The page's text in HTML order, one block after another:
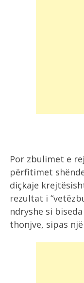
Por zbulimet e
përfitimet
diçkaje
rezultat i
ndryshe si
thonjve, sipas